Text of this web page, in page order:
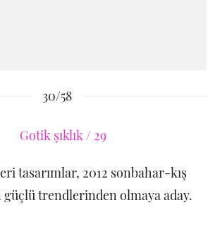
30/58
tasarımlar, 2012 sonbahar-kış
güçlü trendlerinden olmaya aday.